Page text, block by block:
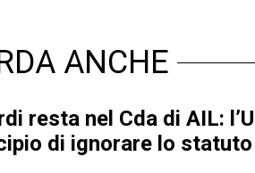
ANCHE
resta nel Cda di AIL:
di ignorare lo statuto